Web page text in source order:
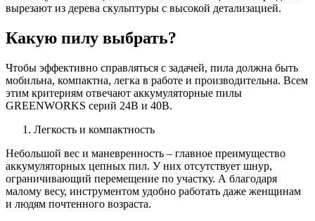
вырезают из дерева скульптуры с высокой детализацией.
Какую пилу выбрать?
Чтобы эффективно справляться с задачей, пила должна быть
мобильна, компактна, легка в работе и производительна. Всем
этим критериям отвечают аккумуляторные пилы
GREENWORKS серий 24В и 40В.
Легкость и компактность
Небольшой вес и маневренность – главное преимущество
аккумуляторных цепных пил. У них отсутствует шнур,
ограничивающий перемещение по участку. А благодаря
малому весу, инструментом удобно работать даже женщинам
и людям почтенного возраста.